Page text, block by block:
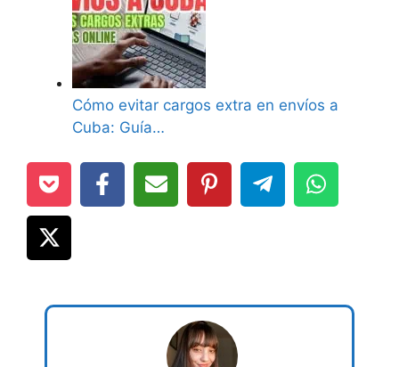
Cómo evitar cargos extra en envíos a
Cuba: Guía…